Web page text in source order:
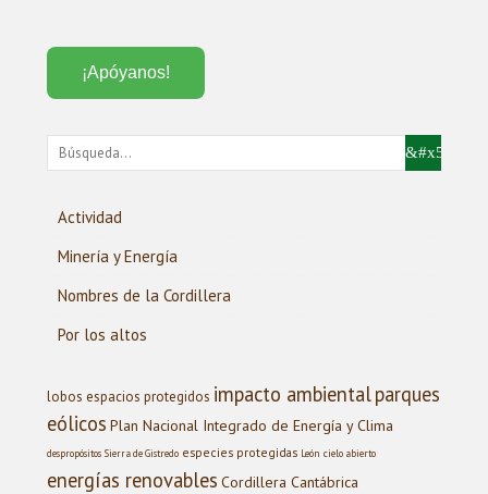
¡Apóyanos!
Actividad
Minería y Energía
Nombres de la Cordillera
Por los altos
lobos espacios protegidos impacto ambientalparques
eólicos Plan Nacional Integrado de Energía y Clima
despropósitos Sierra de Gistredo especies protegidas León cielo abierto
energías renovables Cordillera Cantábrica